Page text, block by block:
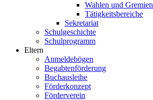
Wahlen und Gremien
Tätigkeitsbereiche
Sekretariat
Schulgeschichte
Schulprogramm
Eltern
Anmeldebögen
Begabtenförderung
Buchausleihe
Förderkonzept
Förderverein